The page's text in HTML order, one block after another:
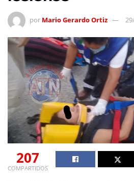
por Mario Gerardo Ortiz
207
COMPARTIDOS